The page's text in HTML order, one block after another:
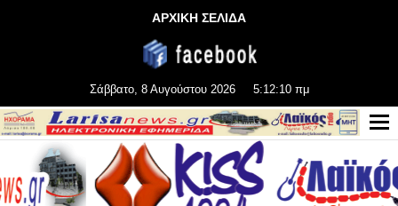
ΑΡΧΙΚΗ ΣΕΛΙΔΑ
Σάββατο, 8 Αυγούστου 2026 5:12:10 πμ